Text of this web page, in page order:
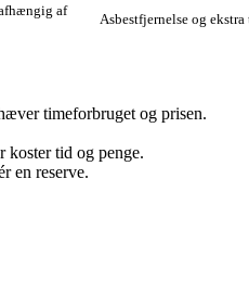
af
Asbestfjernelse og
timeforbruget og prisen.
koster tid og penge.
en reserve.